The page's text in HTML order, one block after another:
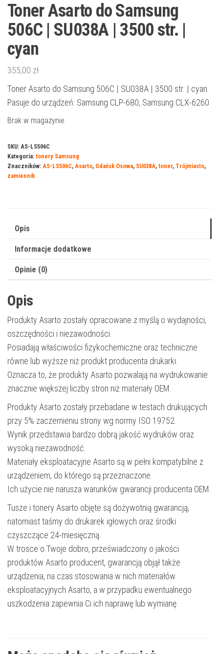
Toner Asarto do Samsung
506C | SU038A | 3500 str. |
cyan
355,00 zł
Toner Asarto do Samsung 506C | SU038A | 3500 str. | cyan.
Pasuje do urządzeń: Samsung CLP-680, Samsung CLX-6260
Brak w magazynie
SKU: AS-LS506C
Kategoria: tonery Samsung
Znaczników: AS-LS506C, Asarto, Gdańsk Osowa, SU038A, toner, Trójmiasto,
zamiennik
Opis
Informacje dodatkowe
Opinie (0)
Opis
Produkty Asarto zostały opracowane z myślą o wydajności,
oszczędności i niezawodności.
Posiadają właściwości fizykochemiczne oraz techniczne
równe lub wyższe niż produkt producenta drukarki.
Oznacza to, że produkty Asarto pozwalają na wydrukowanie
znacznie większej liczby stron niż materiały OEM.
Produkty Asarto zostały przebadane w testach drukujących
przy 5% zaczernieniu strony wg normy ISO 19752.
Wynik przedstawia bardzo dobrą jakość wydruków oraz
wysoką niezawodność.
Materiały eksploatacyjne Asarto są w pełni kompatybilne z
urządzeniem, do którego są przeznaczone.
Ich użycie nie narusza warunków gwarancji producenta OEM.
Tusze i tonery Asarto objęte są dożywotnią gwarancją,
natomiast taśmy do drukarek igłowych oraz środki
czyszczące 24-miesięczną.
W trosce o Twoje dobro, przeświadczony o jakości
produktów Asarto producent, gwarancją objął także
urządzenia, na czas stosowania w nich materiałów
eksploatacyjnych Asarto, a w przypadku ewentualnego
uszkodzenia zapewnia Ci ich naprawę lub wymianę.